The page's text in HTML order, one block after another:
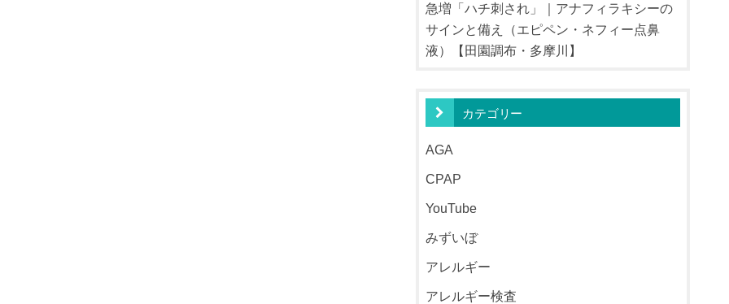
急増「ハチ刺され」｜アナフィラキシーの
サインと備え（エピペン・ネフィー点鼻
液）【田園調布・多摩川】
カテゴリー
AGA
CPAP
YouTube
みずいぼ
アレルギー
アレルギー検査